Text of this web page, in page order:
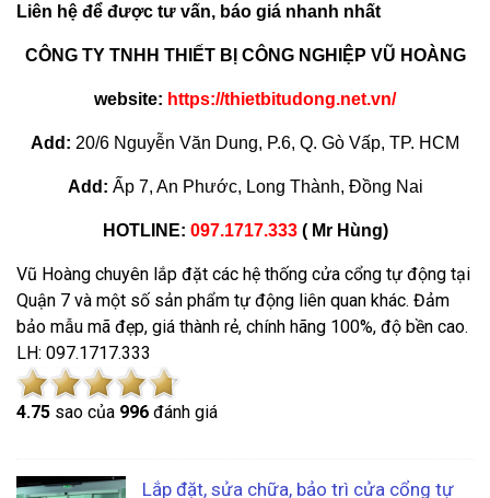
Liên hệ để được tư vấn, báo giá nhanh nhất
CÔNG TY TNHH THIẾT BỊ CÔNG NGHIỆP VŨ HOÀNG
website: https://thietbitudong.net.vn/
Add: 20/6 Nguyễn Văn Dung, P.6, Q. Gò Vấp, TP. HCM
Add: Ấp 7, An Phước, Long Thành, Đồng Nai
HOTLINE: 097.1717.333 ( Mr Hùng)
Vũ Hoàng chuyên lắp đặt các hệ thống cửa cổng tự động tại
Quận 7 và một số sản phẩm tự động liên quan khác. Đảm
bảo mẫu mã đẹp, giá thành rẻ, chính hãng 100%, độ bền cao.
LH: 097.1717.333
4.75 sao của 996 đánh giá
Lắp đặt, sửa chữa, bảo trì cửa cổng tự